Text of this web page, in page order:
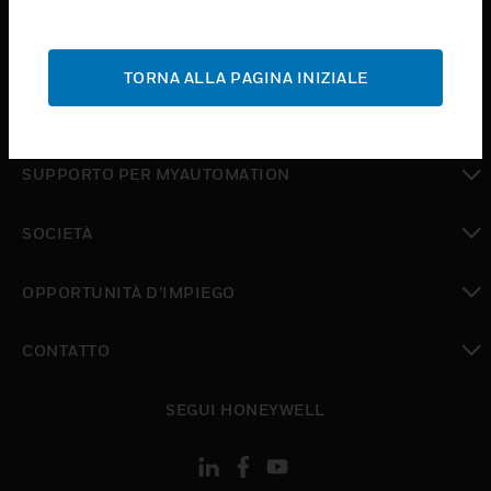
ASSISTENZA
toggle view
toggle view
SUPPORTO PER MYAUTOMATION
SOCIETÀ
OPPORTUNITÀ D’IMPIEGO
CONTATTO
SEGUI HONEYWELL
TORNA ALLA PAGINA INIZIALE